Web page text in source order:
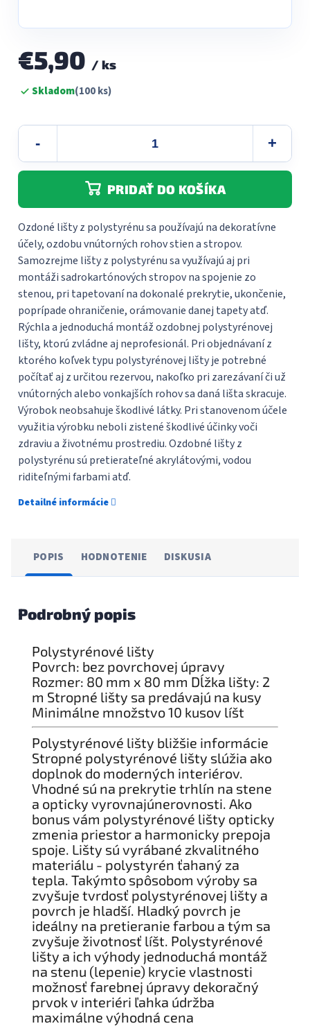
€5,90 / ks
Jednotková
cena:Skladom(100 ks)
PRIDAŤ DO KOŠÍKA
Ozdoné lišty z polystyrénu sa používajú na dekoratívne
účely, ozdobu vnútorných rohov stien a stropov.
Samozrejme lišty z polystyrénu sa využívajú aj pri
montáži sadrokartónových stropov na spojenie zo
stenou, pri tapetovaní na dokonalé prekrytie, ukončenie,
poprípade ohraničenie, orámovanie danej tapety atď.
Rýchla a jednoduchá montáž ozdobnej polystyrénovej
lišty, ktorú zvládne aj neprofesionál. Pri objednávaní z
ktorého koľvek typu polystyrénovej lišty je potrebné
počítať aj z určitou rezervou, nakoľko pri zarezávaní či už
vnútorných alebo vonkajších rohov sa daná lišta skracuje.
Výrobok neobsahuje škodlivé látky. Pri stanovenom účele
využitia výrobku neboli zistené škodlivé účinky voči
zdraviu a životnému prostrediu. Ozdobné lišty z
polystyrénu sú pretierateľné akrylátovými, vodou
riditeľnými farbami atď.
Detailné informácie
POPIS HODNOTENIE DISKUSIA
Podrobný popis
Polystyrénové lišty
Povrch: bez povrchovej úpravy
Rozmer: 80 mm x 80 mm Dĺžka lišty: 2
m Stropné lišty sa predávajú na kusy
Minimálne množstvo 10 kusov líšt
Polystyrénové lišty bližšie informácie
Stropné polystyrénové lišty slúžia ako
doplnok do moderných interiérov.
Vhodné sú na prekrytie trhlín na stene
a opticky vyrovnajúnerovnosti. Ako
bonus vám polystyrénové lišty opticky
zmenia priestor a harmonicky prepoja
spoje. Lišty sú vyrábané zkvalitného
materiálu - polystyrén ťahaný za
tepla. Takýmto spôsobom výroby sa
zvyšuje tvrdosť polystyrénovej lišty a
povrch je hladší. Hladký povrch je
ideálny na pretieranie farbou a tým sa
zvyšuje životnosť líšt. Polystyrénové
lišty a ich výhody jednoduchá montáž
na stenu (lepenie) krycie vlastnosti
možnosť farebnej úpravy dekoračný
prvok v interiéri ľahka údržba
maximálne výhodná cena